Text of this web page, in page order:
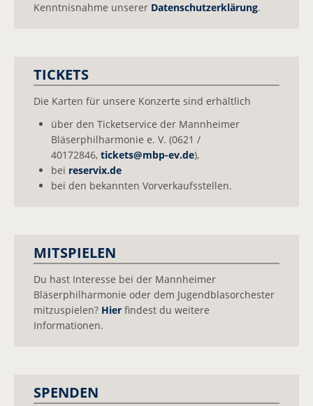
Kenntnisnahme unserer Datenschutzerklärung.
TICKETS
Die Karten für unsere Konzerte sind erhältlich
über den Ticketservice der Mannheimer
Bläserphilharmonie e. V. (0621 /
40172846, tickets@mbp-ev.de),
bei reservix.de
bei den bekannten Vorverkaufsstellen.
MITSPIELEN
Du hast Interesse bei der Mannheimer
Bläserphilharmonie oder dem Jugendblasorchester
mitzuspielen? Hier findest du weitere
Informationen.
SPENDEN